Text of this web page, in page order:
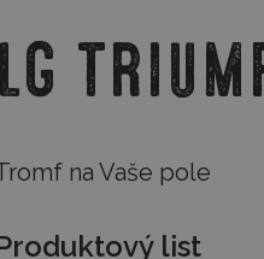
LG
na Vaše pole
list